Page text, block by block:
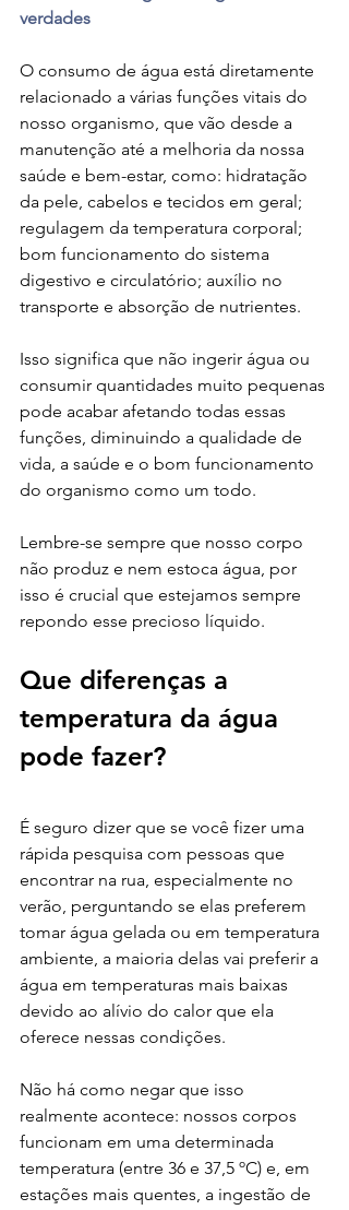
verdades
O consumo de água está diretamente
relacionado a várias funções vitais do
nosso organismo, que vão desde a
manutenção até a melhoria da nossa
saúde e bem-estar, como: hidratação
da pele, cabelos e tecidos em geral;
regulagem da temperatura corporal;
bom funcionamento do sistema
digestivo e circulatório; auxílio no
transporte e absorção de nutrientes.
Isso significa que não ingerir água ou
consumir quantidades muito pequenas
pode acabar afetando todas essas
funções, diminuindo a qualidade de
vida, a saúde e o bom funcionamento
do organismo como um todo.
Lembre-se sempre que nosso corpo
não produz e nem estoca água, por
isso é crucial que estejamos sempre
repondo esse precioso líquido.
Que diferenças a
temperatura da água
pode fazer?
É seguro dizer que se você fizer uma
rápida pesquisa com pessoas que
encontrar na rua, especialmente no
verão, perguntando se elas preferem
tomar água gelada ou em temperatura
ambiente, a maioria delas vai preferir a
água em temperaturas mais baixas
devido ao alívio do calor que ela
oferece nessas condições.
Não há como negar que isso
realmente acontece: nossos corpos
funcionam em uma determinada
temperatura (entre 36 e 37,5 ºC) e, em
estações mais quentes, a ingestão de